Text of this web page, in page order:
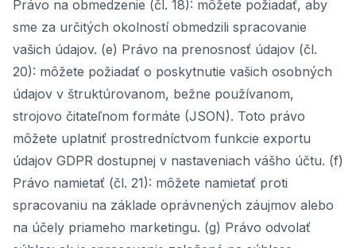
Právo na obmedzenie (čl. 18): môžete požiadať, aby
sme za určitých okolností obmedzili spracovanie
vašich údajov. (e) Právo na prenosnosť údajov (čl.
20): môžete požiadať o poskytnutie vašich osobných
údajov v štruktúrovanom, bežne používanom,
strojovo čitateľnom formáte (JSON). Toto právo
môžete uplatniť prostredníctvom funkcie exportu
údajov GDPR dostupnej v nastaveniach vášho účtu. (f)
Právo namietať (čl. 21): môžete namietať proti
spracovaniu na základe oprávnených záujmov alebo
na účely priameho marketingu. (g) Právo odvolať